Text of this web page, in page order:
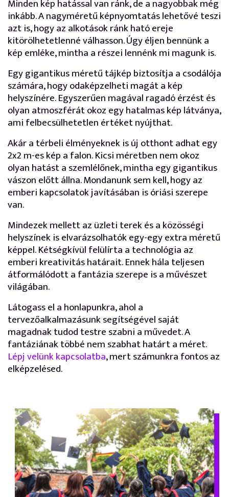
Minden kép hatással van ránk, de a nagyobbak még
inkább. A nagyméretű képnyomtatás lehetővé teszi
azt is, hogy az alkotások ránk ható ereje
kitörölhetetlenné válhasson. Úgy éljen bennünk a
kép emléke, mintha a részei lennénk mi magunk is.
Egy gigantikus méretű tájkép biztosítja a csodálója
számára, hogy odaképzelheti magát a kép
helyszínére. Egyszerűen magával ragadó érzést és
olyan atmoszférát okoz egy hatalmas kép látványa,
ami felbecsülhetetlen értéket nyújthat.
Akár a térbeli élményeknek is új otthont adhat egy
2x2 m-es kép a falon. Kicsi méretben nem okoz
olyan hatást a szemlélőnek, mintha egy gigantikus
vászon előtt állna. Mondanunk sem kell, hogy az
emberi kapcsolatok javításában is óriási szerepe
van.
Mindezek mellett az üzleti terek és a közösségi
helyszínek is elvarázsolhatók egy-egy extra méretű
képpel. Kétségkívül felülírta a technológia az
emberi kreativitás határait. Ennek hála teljesen
átformálódott a fantázia szerepe is a művészet
világában.
Látogass el a honlapunkra, ahol a
tervezőalkalmazásunk segítségével saját
magadnak tudod testre szabni a művedet. A
fantáziának többé nem szabhat határt a méret.
Lépj velünk kapcsolatba, mert számunkra fontos az
elképzelésed.